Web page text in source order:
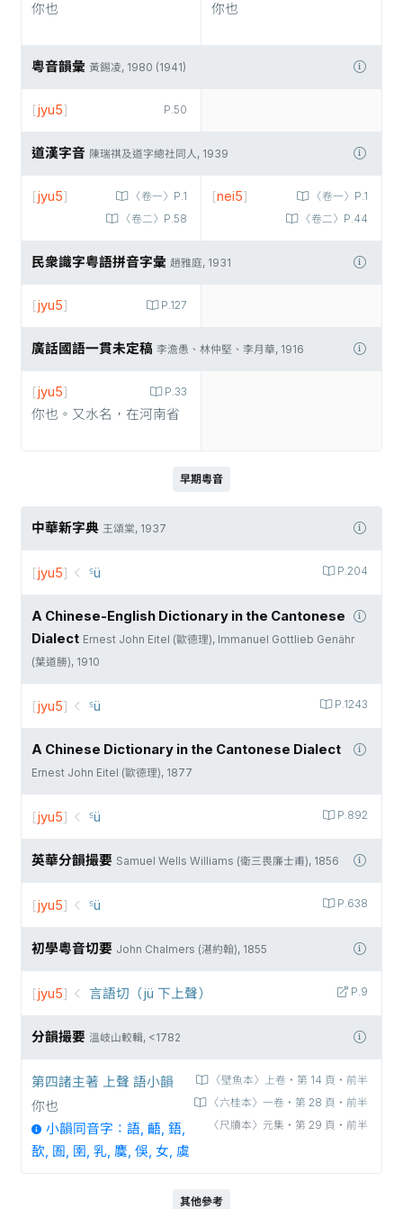
你也 你也
粵音韻彙 黃錫凌, 1980 (1941)
P.50
[jyu5]
道漢字音 陳瑞祺及道字總社同人, 1939
〈卷一〉P.1
〈卷二〉P.58
[jyu5]
〈卷一〉P.1
〈卷二〉P.44
[nei5]
民衆識字粤語拼音字彙 趙雅庭, 1931
P.127
[jyu5]
廣話國語一貫未定稿 李澹愚、林仲堅、李月華, 1916
P.33
[jyu5]
你也。又水名，在河南省
早期粵音
中華新字典 王頌棠, 1937
P.204
[jyu5] ꜃ü
A Chinese-English Dictionary in the Cantonese
Dialect Ernest John Eitel (歐德理), Immanuel Gottlieb Genähr
(葉道勝), 1910
P.1243
[jyu5] ꜃ü
A Chinese Dictionary in the Cantonese Dialect
Ernest John Eitel (歐德理), 1877
P.892
[jyu5] ꜃ü
英華分韻撮要 Samuel Wells Williams (衛三畏廉士甫), 1856
P.638
[jyu5] ꜃ü
初學粵音切要 John Chalmers (湛約翰), 1855
P.9
[jyu5] 言語切（jü 下上聲）
分韻撮要 溫岐山較輯, <1782
〈壁魚本〉上卷‧第 14 頁‧前半
〈六桂本〉一卷‧第 28 頁‧前半
〈尺牘本〉元集‧第 29 頁‧前半
第四諸主著 上聲 語小韻
你也
小韻同音字：語, 齬, 鋙,
𣣄, 圄, 圉, 乳, 麌, 俁, 女, 虞
其他參考